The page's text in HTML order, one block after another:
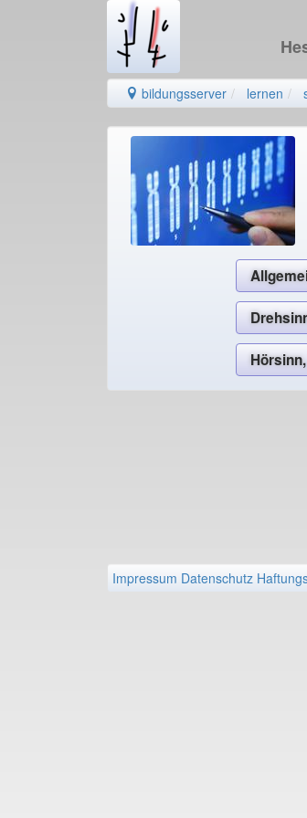
bildungsserver lernen
Impressum Datenschutz